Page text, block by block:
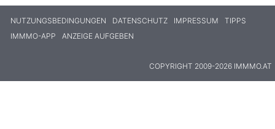
NUTZUNGSBEDINGUNGEN DATENSCHUTZ IMPRESSUM
TIPPS
IMMMO-APP
ANZEIGE AUFGEBEN
COPYRIGHT 2009-2026 IMMMO.AT